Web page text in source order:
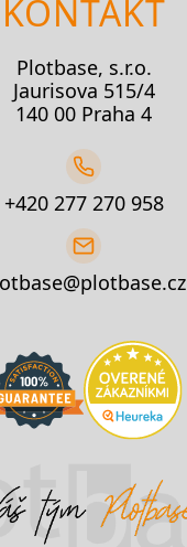
KONTAKT
Plotbase, s.r.o.
Jaurisova 515/4
140 00 Praha 4
+420 277 270 958